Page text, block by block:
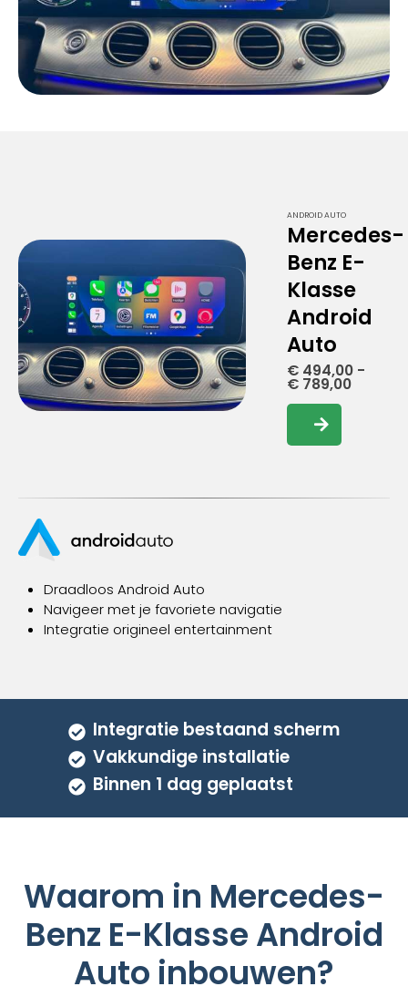
ANDROID AUTO
Mercedes-
Benz E-
Klasse
Android
Auto
€ 494,00 -
€ 789,00
Dit
product
variaties.
Draadloos Android Auto
Navigeer met je favoriete navigatie
Integratie origineel entertainment
Integratie bestaand scherm
Vakkundige installatie
Binnen 1 dag geplaatst
Waarom in Mercedes-
Benz E-Klasse Android
Auto inbouwen?